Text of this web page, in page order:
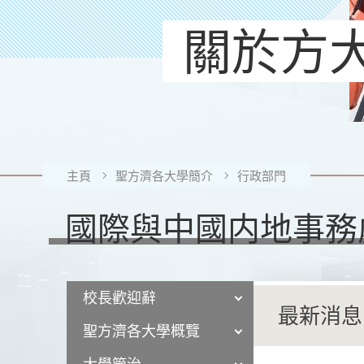
關於方
主頁 聖方濟各大學簡介 行政部門
國際與中國内地事
校長歡迎辭
聖方濟各大學概覽
最新消息